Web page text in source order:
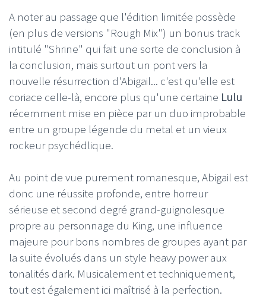
A noter au passage que l'édition limitée possède
(en plus de versions "Rough Mix") un bonus track
intitulé "Shrine" qui fait une sorte de conclusion à
la conclusion, mais surtout un pont vers la
nouvelle résurrection d'Abigail... c'est qu'elle est
coriace celle-là, encore plus qu'une certaine Lulu
récemment mise en pièce par un duo improbable
entre un groupe légende du metal et un vieux
rockeur psychédlique.
Au point de vue purement romanesque, Abigail est
donc une réussite profonde, entre horreur
sérieuse et second degré grand-guignolesque
propre au personnage du King, une influence
majeure pour bons nombres de groupes ayant par
la suite évolués dans un style heavy power aux
tonalités dark. Musicalement et techniquement,
tout est également ici maîtrisé à la perfection.